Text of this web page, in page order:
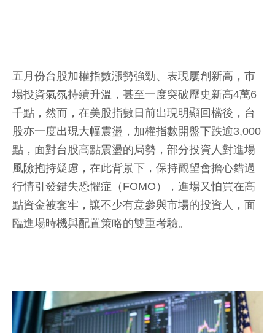
五月份台股加權指數漲勢強勁、表現屢創新高，市
場投資氣氛持續升溫，甚至一度突破歷史新高4萬6
千點，然而，在美股指數日前出現明顯回檔後，台
股亦一度出現大幅震盪，加權指數開盤下跌逾3,000
點，面對台股高點震盪的局勢，部分投資人對進場
風險抱持疑慮，在此背景下，保持觀望會擔心錯過
行情引發錯失恐懼症（FOMO），進場又怕買在高
點資金被套牢，讓不少有意參與市場的投資人，面
臨進場時機與配置策略的雙重考驗。